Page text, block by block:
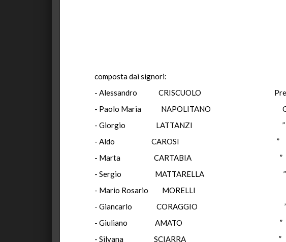
compostadai signori:
- Alessandro
CRISCUOLO
- Paolo Maria
NAPOLITANO
- Giorgio
LATTANZI
”
- Aldo
CAROSI
”
- Marta
CARTABIA
”
- Sergio
MATTARELLA
”
- Mario Rosario
MORELLI
- Giancarlo
CORAGGIO
- Giuliano
AMATO
”
- Silvana
SCIARRA
”